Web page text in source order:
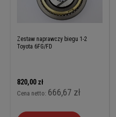
Zestaw naprawczy biegu 1-2
Toyota 6FG/FD
820,00 zł
Cena netto: 666,67 zł